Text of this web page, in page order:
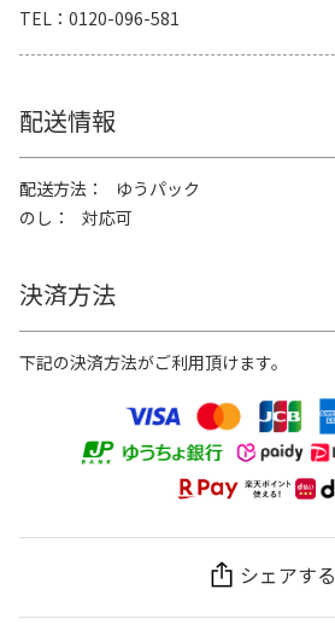
TEL
0120-096-581
配送情報
配送方法
ゆうパック
のし
対応可
決済方法
下記の決済方法がご利用頂けます。
シェアする